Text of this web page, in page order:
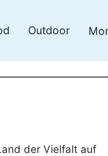
Outdoor
der Vielfalt auf